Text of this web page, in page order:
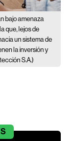
bajo amenaza
que, lejos de
un sistema de
la inversión y
S.A.)